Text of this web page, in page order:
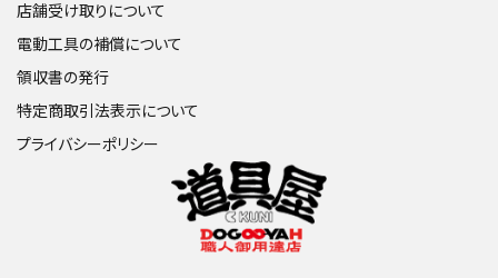
店舗受け取りについて
電動工具の補償について
領収書の発行
特定商取引法表示について
プライバシーポリシー